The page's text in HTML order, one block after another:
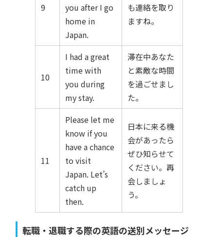
9
you after I go
home in
Japan.
も連絡を取り
ますね。
10
I had a great
time with
you during
my stay.
滞在中あなた
と素敵な時間
を過ごせまし
た。
11
Please let me
know if you
have a chance
to visit
Japan. Let’s
catch up
then.
日本に来る機
会があったら
ぜひ知らせて
ください。再
会しましょ
う。
転職・退職する際の英語の送別メッセージ